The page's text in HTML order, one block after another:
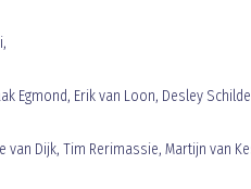
Egmond, Erik van Loon, Desley
van Dijk, Tim Rerimassie, Martijn van